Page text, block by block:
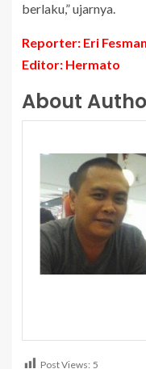
berlaku,” ujarnya.
Reporter: Eri
Editor: Hermato
About
Post Views: 5